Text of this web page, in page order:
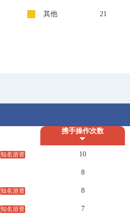
其他 21
携手操作次数
知名游资 10
8
知名游资 8
知名游资 7